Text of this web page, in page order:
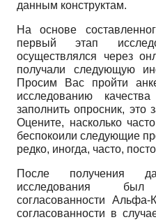
данным конструктам.
На основе
первый этап
осуществлялся через
получали следующую
Просим Вас пройти
исследованию
заполнить опросник, это
Оцените, насколько
беспокоили следующие
редко, иногда, часто,
После получения
исследования
согласованности
согласованности в